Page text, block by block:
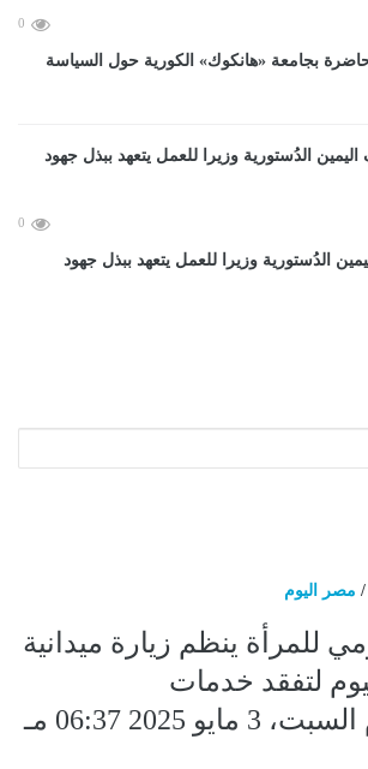
0
بجامعة «هانكوك» الكورية حول السياسة
0
الدُستورية وزيرا للعمل يتعهد ببذل جهود
/ مصر اليوم
للمرأة ينظم زيارة ميدانية
لتفقد خدمات
2025 06:37 مـ